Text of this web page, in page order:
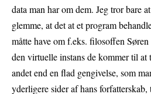
data man har om dem. Jeg tror bare
glemme, at det at et program
måtte have om f.eks. filosoffen
den virtuelle instans de kommer til at
andet end en flad gengivelse, som
yderligere sider af hans